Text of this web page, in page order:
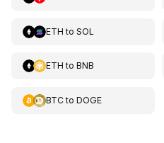
ETH to SOL
ETH to BNB
BTCto DOGE